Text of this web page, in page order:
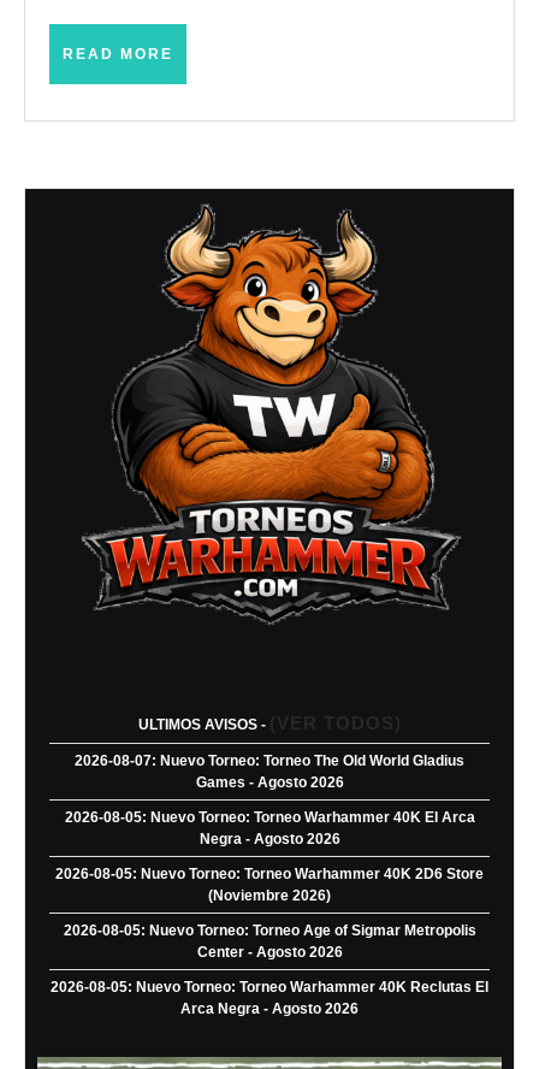
READ MORE
ULTIMOS AVISOS - (VER TODOS)
2026-08-07: Nuevo Torneo: Torneo The Old World Gladius
Games - Agosto 2026
2026-08-05: Nuevo Torneo: Torneo Warhammer 40K El Arca
Negra - Agosto 2026
2026-08-05: Nuevo Torneo: Torneo Warhammer 40K 2D6 Store
(Noviembre 2026)
2026-08-05: Nuevo Torneo: Torneo Age of Sigmar Metropolis
Center - Agosto 2026
2026-08-05: Nuevo Torneo: Torneo Warhammer 40K Reclutas El
Arca Negra - Agosto 2026